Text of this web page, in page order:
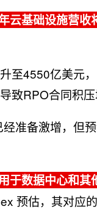
云基础设施营收
4550亿美元
致RPO合同积压
准备激增，但
于数据中心和其
预估，其对应